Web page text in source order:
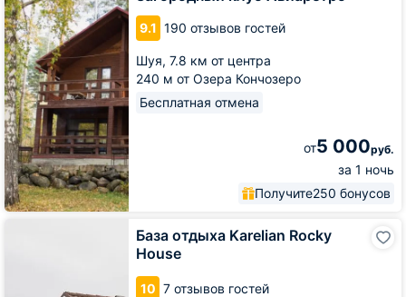
9.1 190 отзывов гостей
Шуя, 7.8 км от центра
240 м от Озера Кончозеро
Бесплатная отмена
от5 000руб.
за 1 ночь
Получите250 бонусов
База отдыха Karelian Rocky
House
10 7 отзывов гостей